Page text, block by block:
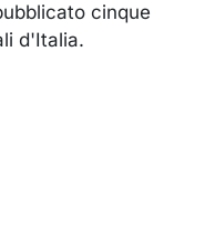
cinque
d'Italia.